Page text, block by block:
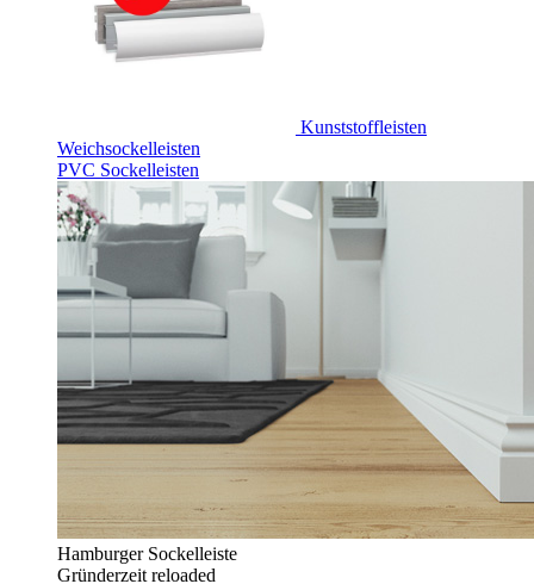
Kunststoffleisten
Weichsockelleisten
PVC Sockelleisten
Hamburger Sockelleiste
Gründerzeit reloaded